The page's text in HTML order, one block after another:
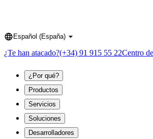
Language
Español (España)
¿Te han atacado?(+34) 91 915 55 22Centro
¿Por qué?
Productos
Servicios
Soluciones
Desarrolladores